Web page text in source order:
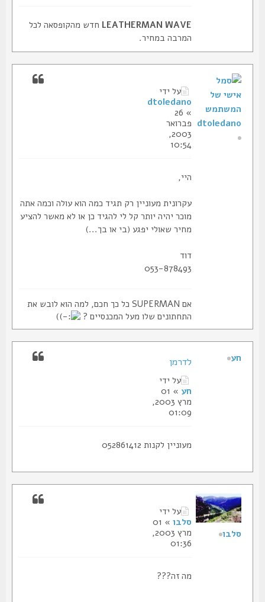
LEATHERMAN WAVEחדש מהקופסאה לכל
המרבה במחיר.
על ידי
dtoledano
פברואר
2003,
10:54
עקרונית מעוניין רק תגיד כמה הוא עולה וכמה אתה
מוכר יהיה יותר קל לי להגיד כן או לא מאשר להציע
מחיר שאולי יפגע (בי או בך...)
053-878493
אם SUPERMAN כל כך חכם, למה הוא לובש את
התחתונים שלו מעל המכנסיים ?
)
dtoledano
לדרמן
על ידי
» 01
מרץ 2003,
01:09
מעוניין לקנות 052861412
על ידי
סלבו
» 01
מרץ 2003,
01:36
מה זה???
סלבו